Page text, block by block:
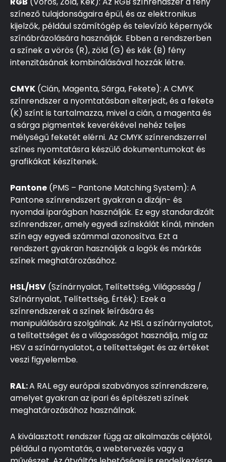
színező tulajdonságaira épül, és az elektronikus
kijelzők, például számítógép és televízió képernyők
színábrázolására használják. Ebben a rendszerben
a színek a vörös (R), zöld (G) és kék (B) fény
intenzitásának kombinálásával hozzák létre.
CMYK (Cián, Magenta, Sárga, Fekete): A CMYK
színrendszer a nyomtatásban elterjedt, és a fekete
(K) színt is tartalmazza, mivel a cián, a magenta és
a sárga pigmentek keverékével nehéz teljes
mélységű feketét elérni. Az CMYK színrendszerrel
színes nyomtatásra készülő dokumentumokat és
grafikákat készítenek.
Pantone (PMS – Pantone Matching System): A
Pantone színrendszert gyakran a dizájn- és
nyomdai iparágban használják. Ez egy standardizált
színrendszer, amely egyedi színskálát kínál, minden
szín egy egyedi számmal azonosítva. Ezt a
rendszert gyakran használják a logók és márkás
színek meghatározásához.
HSL/HSV (Színárnyalat, Telítettség, Világosság /
Színárnyalat, Telítettség, Érték): Ezek a
színrendszerek a színek leírására és
manipulálására szolgálnak. Az HSL a színárnyalatot,
a telítettséget és a világosságot használja, míg az
HSV a színárnyalatot, a telítettséget és az értéket
veszi figyelembe.
RAL:A RAL egy európai szabványos színrendszere,
amelyet gyakran az ipari és építészeti színek
meghatározásához használnak.
A kiválasztott rendszer függ az alkalmazás céljától,
például a nyomtatás, a webtervezés vagy a